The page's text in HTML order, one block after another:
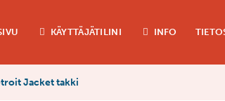
KÄYTTÄJÄTILINI INFO
Jacket takki